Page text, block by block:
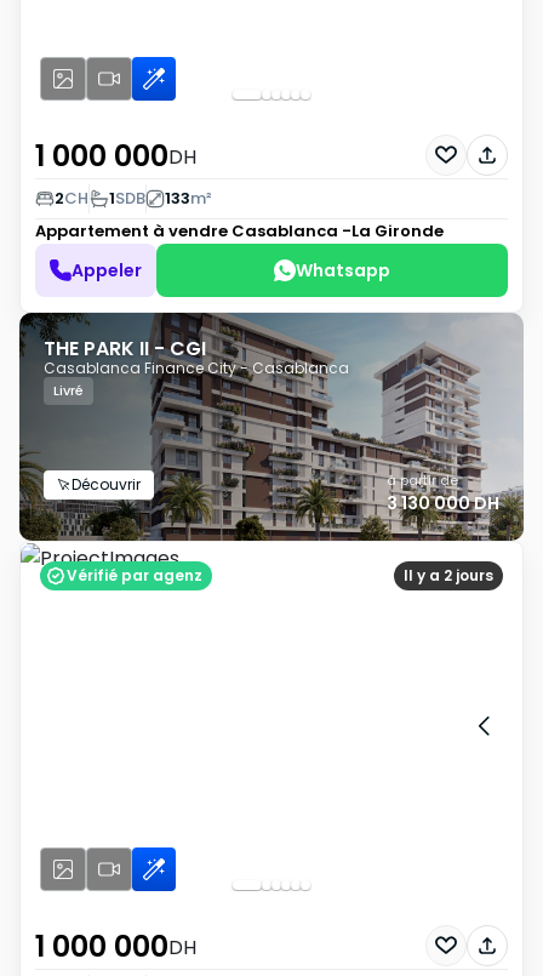
1 000 000DH
2CH 1SDB 133m²
Appartement à vendre Casablanca -La Gironde
Appeler Whatsapp
THE PARK II - CGI
Casablanca Finance City - Casablanca
Livré
Découvrir à partir de
3 130 000 DH
Il y a 2 jours
Vérifié par agenz
1 000 000DH